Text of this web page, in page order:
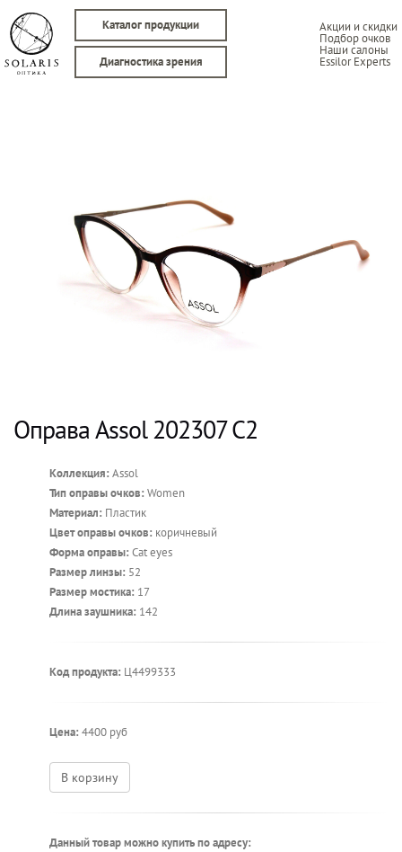
Каталог продукции Акции и скидки
Подбор очков
Наши салоны
Essilor Experts
Диагностика зрения
Оправа Assol 202307 С2
Коллекция: Assol
Тип оправы очков: Women
Материал: Пластик
Цвет оправы очков: коричневый
Форма оправы: Cat eyes
Размер линзы: 52
Размер мостика: 17
Длина заушника: 142
Код продукта: Ц4499333
Цена: 4400 руб
В корзину
Данный товар можно купить по адресу: